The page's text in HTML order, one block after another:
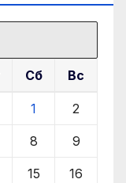
Сб Вс
1 2
8 9
15 16